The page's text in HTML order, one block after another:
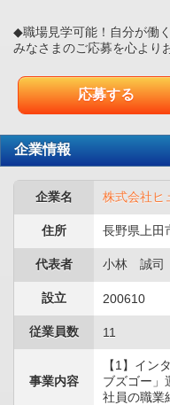
◆職場見学可能！自分が働
みなさまのご応募を心より
応募する
企業情報
企業名 株式会社ヒ
住所 長野県上田
代表者 小林 誠司
設立 200610
従業員数 11
事業内容
【1】イン
ブズゴー」
社員の職業